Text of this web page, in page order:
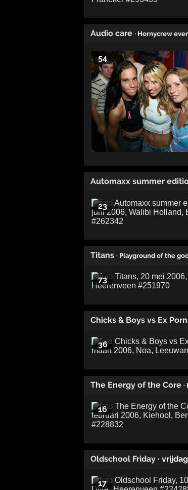
Audio care · Hornycrew
54
Automaxx summer
23
Titans · Playground of the
73
Chicks & Boys vs Ex
36
The Energy of the Core
16
Oldschool Friday ·
17